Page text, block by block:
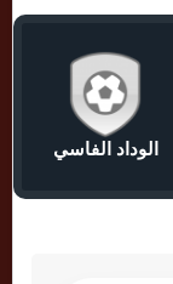
الوداد الفاسي